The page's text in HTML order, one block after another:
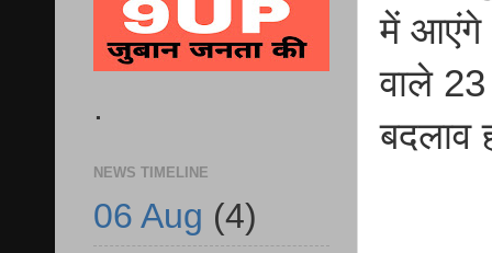
में
वाले 23
बदलाव
.
NEWS TIMELINE
06 Aug (4)